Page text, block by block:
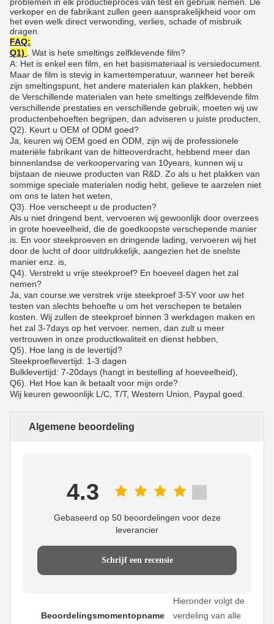
verkoper en de fabrikant zullen geen aansprakelijkheid voor om
het even welk direct verwonding, verlies, schade of misbruik
dragen.
FAQ:
Q1)
. Wat is hete smeltings zelfklevende film?
A: Het is enkel een film, en het basismateriaal is versiedocument.
Maar de film is stevig in kamertemperatuur, wanneer het bereik
zijn smeltingspunt, het andere materialen kan plakken, hebben
de Verschillende materialen van hete smeltings zelfklevende film
verschillende prestaties en verschillende gebruik, moeten wij uw
productenbehoeften begrijpen, dan adviseren u juiste producten,
Q2). Keurt u OEM of ODM goed?
Ja, keuren wij OEM goed en ODM, zijn wij de professionele
materiële fabrikant van de hitteoverdracht, hebbend meer dan
binnenlandse de verkoopervaring van 10years, kunnen wij u
bijstaan de nieuwe producten van R&D. Zo als u het plakken van
sommige speciale materialen nodig hebt, gelieve te aarzelen niet
om ons te laten het weten,
Q3). Hoe verscheept u de producten?
Als u niet dringend bent, vervoeren wij gewoonlijk door overzees
in grote hoeveelheid, die de goedkoopste verschepende manier
is. En voor steekproeven en dringende lading, vervoeren wij het
door de lucht of door uitdrukkelijk, aangezien het de snelste
manier enz. is,
Q4). Verstrekt u vrije steekproef? En hoeveel dagen het zal
nemen?
Ja, van course.we verstrek vrije steekproef 3-5Y voor uw het
testen van slechts behoefte u om het verschepen te betalen
kosten. Wij zullen de steekproef binnen 3 werkdagen maken en
het zal 3-7days op het vervoer. nemen, dan zult u meer
vertrouwen in onze productkwaliteit en dienst hebben,
Q5). Hoe lang is de levertijd?
Steekproeflevertijd: 1-3 dagen
Bulklevertijd: 7-20days (hangt in bestelling af hoeveelheid),
Q6). Het Hoe kan ik betaalt voor mijn orde?
Wij keuren gewoonlijk L/C, T/T, Western Union, Paypal goed.
Algemene beoordeling
4.3
Gebaseerd op 50 beoordelingen voor deze
leverancier
Schrijf een recensie
Beoordelingsmomentopname
Hieronder volgt de
verdeling van alle